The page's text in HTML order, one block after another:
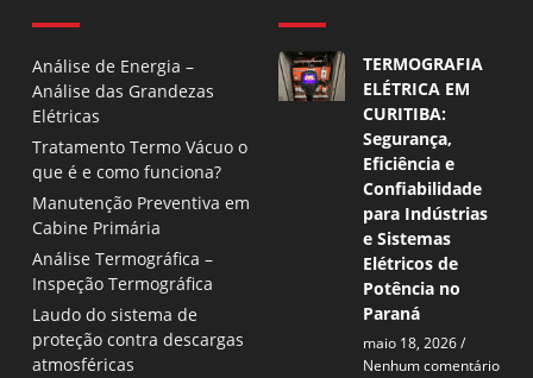
Análise de Energia –
Análise das Grandezas
Elétricas
Tratamento Termo Vácuo o
que é e como funciona?
Manutenção Preventiva em
Cabine Primária
Análise Termográfica –
Inspeção Termográfica
Laudo do sistema de
proteção contra descargas
atmosféricas
TERMOGRAFIA
ELÉTRICA EM
CURITIBA:
Segurança,
Eficiência e
Confiabilidade
para Indústrias
e Sistemas
Elétricos de
Potência no
Paraná
maio 18, 2026
Nenhum comentário